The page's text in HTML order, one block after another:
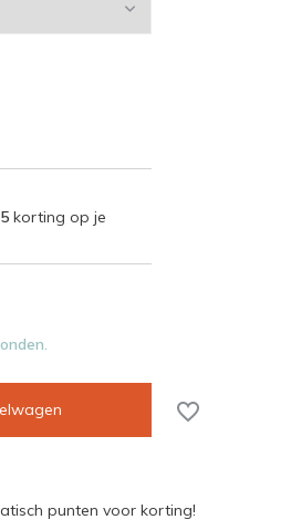
korting op je
punten voor korting!